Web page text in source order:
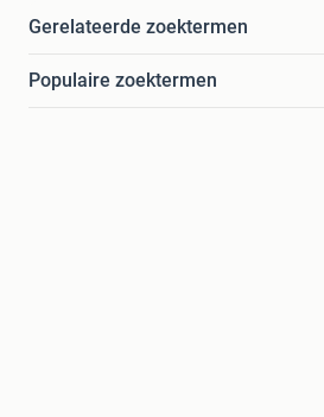
Gerelateerde zoektermen
Populaire zoektermen